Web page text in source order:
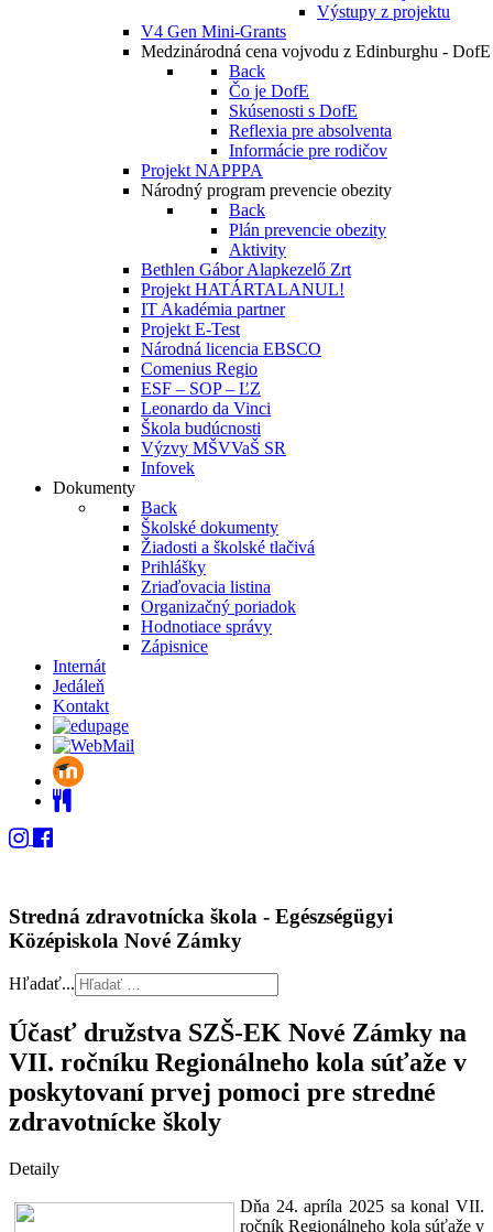
Výstupy z projektu
V4 Gen Mini-Grants
Medzinárodná cena vojvodu z Edinburghu - DofE
Back
Čo je DofE
Skúsenosti s DofE
Reflexia pre absolventa
Informácie pre rodičov
Projekt NAPPPA
Národný program prevencie obezity
Back
Plán prevencie obezity
Aktivity
Bethlen Gábor Alapkezelő Zrt
Projekt HATÁRTALANUL!
IT Akadémia partner
Projekt E-Test
Národná licencia EBSCO
Comenius Regio
ESF – SOP – ĽZ
Leonardo da Vinci
Škola budúcnosti
Výzvy MŠVVaŠ SR
Infovek
Dokumenty
Back
Školské dokumenty
Žiadosti a školské tlačivá
Prihlášky
Zriaďovacia listina
Organizačný poriadok
Hodnotiace správy
Zápisnice
Internát
Jedáleň
Kontakt
Stredná zdravotnícka škola - Egészségügyi
Középiskola Nové Zámky
Hľadať...
Účasť družstva SZŠ-EK Nové Zámky na
VII. ročníku Regionálneho kola súťaže v
poskytovaní prvej pomoci pre stredné
zdravotnícke školy
Detaily
Dňa 24. apríla 2025 sa konal VII.
ročník Regionálneho kola súťaže v